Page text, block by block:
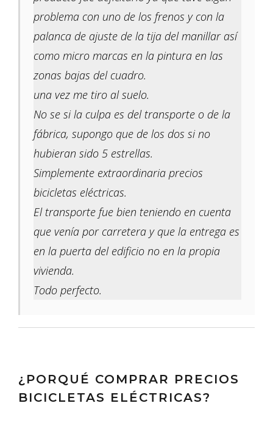
problema con uno de los frenos y con la
palanca de ajuste de la tija del manillar así
como micro marcas en la pintura en las
zonas bajas del cuadro.
una vez me tiro al suelo.
No se si la culpa es del transporte o de la
fábrica, supongo que de los dos si no
hubieran sido 5 estrellas.
Simplemente extraordinaria precios
bicicletas eléctricas.
El transporte fue bien teniendo en cuenta
que venía por carretera y que la entrega es
en la puerta del edificio no en la propia
vivienda.
Todo perfecto.
¿PORQUÉ COMPRAR PRECIOS
BICICLETAS ELÉCTRICAS?